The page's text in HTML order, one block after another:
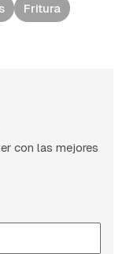
Fritura
con las mejores